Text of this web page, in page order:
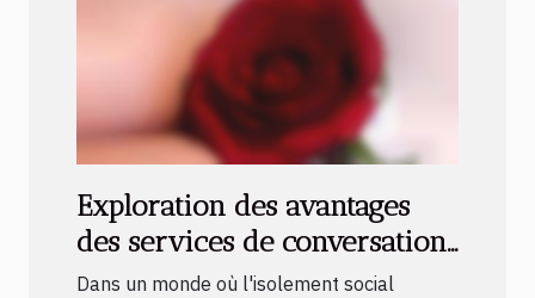
Exploration des avantages
des services de conversation
adulte pour les séniors
Dans un monde où l'isolement social